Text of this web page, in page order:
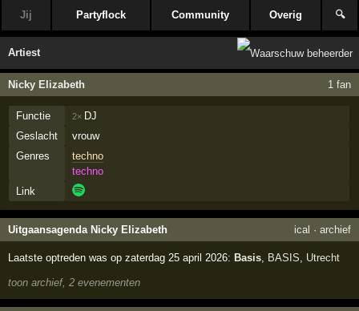
Jij Partyflock Community Overig 🔍
Artiest
Nicky Elizabeth 1 fan
Functie 2× DJ
Geslacht
vrouw
Genres
techno
techno
Link
Uitgaansagenda Nicky Elizabeth ical · archief
Laatste optreden was op zaterdag 25 april 2026:Basis BASIS Utrecht
toon archief, 2 evenementen